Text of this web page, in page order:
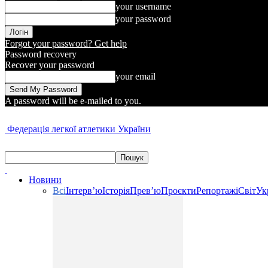
your username
your password
Forgot your password? Get help
Password recovery
Recover your password
your email
A password will be e-mailed to you.
Федерація легкої атлетики України
Новини
ВсіІнтерв’юІсторіяПрев’юПроєктиРепортажіСвіт